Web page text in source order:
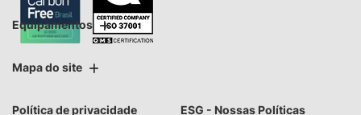
Equipamentos
Mapa do site
Política de privacidade ESG - Nossas Políticas